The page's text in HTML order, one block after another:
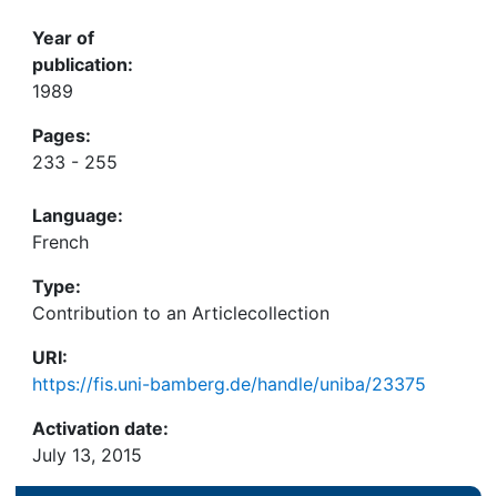
Year of
publication:
1989
Pages:
233 - 255
Language:
French
Type:
Contribution to an Articlecollection
URI:
https://fis.uni-bamberg.de/handle/uniba/23375
Activation date:
July 13, 2015